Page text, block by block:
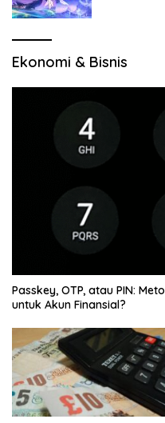
Ekonomi & Bisnis
Passkey, OTP, atau PIN:
untuk Akun Finansial?